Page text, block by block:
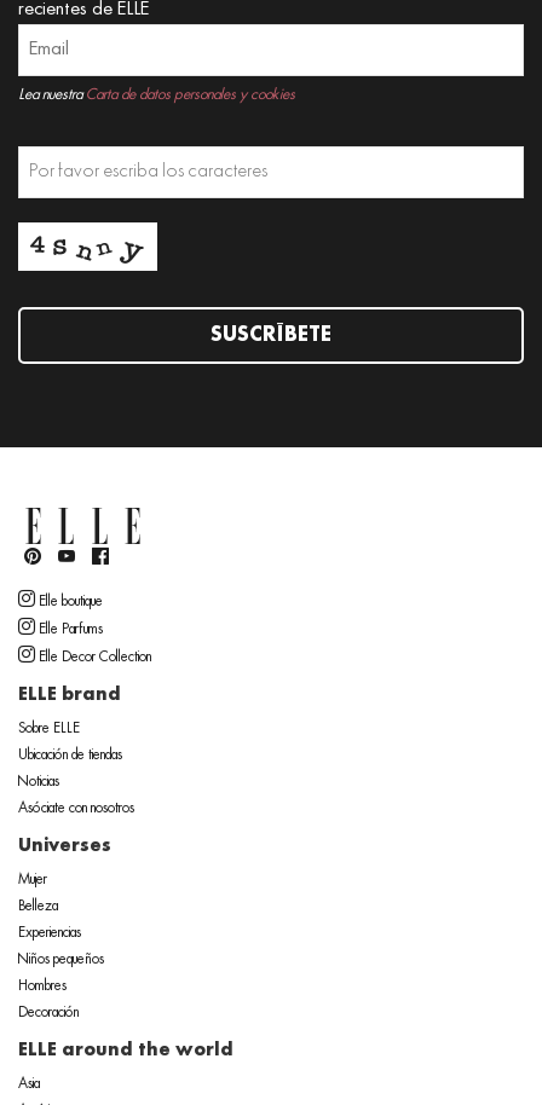
recientes de ELLE
Lea nuestraCarta de datos personales y cookies
SUSCRÍBETE
Elle boutique
Elle Parfums
Elle Decor Collection
ELLE brand
Sobre ELLE
Ubicación de tiendas
Noticias
Asóciate con nosotros
Universes
Mujer
Belleza
Experiencias
Niños pequeños
Hombres
Decoración
ELLE around the world
Asia